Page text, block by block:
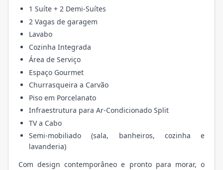
1 Suíte + 2 Demi-Suítes
2 Vagas de garagem
Lavabo
Cozinha Integrada
Área de Serviço
Espaço Gourmet
Churrasqueira a Carvão
Piso em Porcelanato
Infraestrutura para Ar-Condicionado Split
TV a Cabo
Semi-mobiliado (sala, banheiros, cozinha e
lavanderia)
Com design contemporâneo e pronto para morar, o